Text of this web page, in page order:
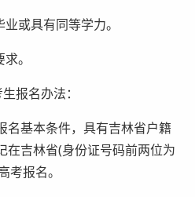
或具有同等学力。
。
报名办法：
基本条件，具有吉林省户籍
在吉林省(身份证号码前两位为
考报名。